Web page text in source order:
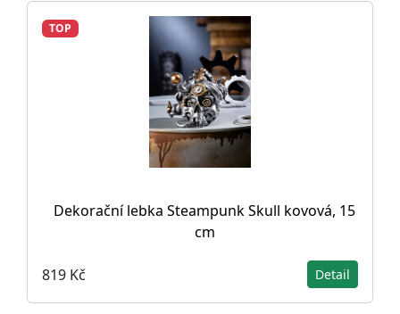
TOP
Dekorační lebka Steampunk Skull kovová, 15
cm
819 Kč Detail